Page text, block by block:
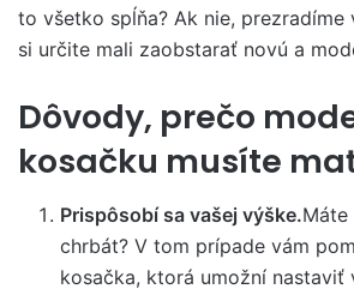
to všetko spĺňa? Ak nie, prezradíme
si určite mali zaobstarať novú a
Dôvody, prečo
kosačku musíte
Prispôsobí sa vašej výške.
chrbát? V tom prípade vám
kosačka, ktorá umožní nastaviť